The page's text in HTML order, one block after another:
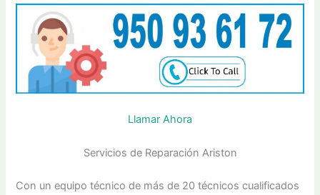
Llamar Ahora
Servicios de Reparación Ariston
Con un equipo técnico de más de 20 técnicos cualificados